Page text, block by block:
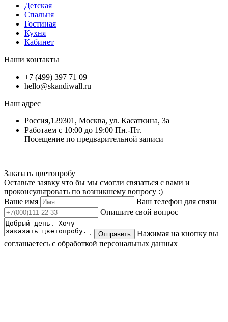
Детская
Спальня
Гостиная
Кухня
Кабинет
Наши контакты
+7 (499) 397 71 09
hello@skandiwall.ru
Наш адрес
Россия,129301, Москва, ул. Касаткина, 3а
Работаем с 10:00 до 19:00 Пн.-Пт.
Посещение по предварительной записи
Заказать цветопробу
Оставьте заявку что бы мы смогли связаться с вами и
проконсультровать по возникшему вопросу :)
Ваше имя
Ваш телефон для связи
Опишите свой вопрос
Отправить
Нажимая на кнопку вы
соглашаетесь с обработкой персональных данных